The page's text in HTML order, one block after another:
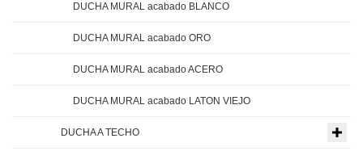
DUCHA MURAL acabado BLANCO
DUCHA MURAL acabado ORO
DUCHA MURAL acabado ACERO
DUCHA MURAL acabado LATON VIEJO
DUCHA A TECHO